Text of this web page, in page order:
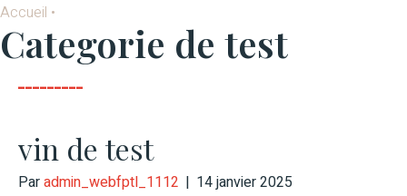
Accueil •
Categorie de test
vin de test
Paradmin_webfptl_1112 | 14 janvier 2025